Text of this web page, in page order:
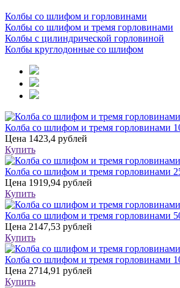
Колбы со шлифом и горловинами
Колбы со шлифом и тремя горловинами
Колбы с цилиндрической горловиной
Колбы круглодонные со шлифом
Колба со шлифом и тремя горловинами
Цена 1423,4 рублей
Купить
Колба со шлифом и тремя горловинами
Цена 1919,94 рублей
Купить
Колба со шлифом и тремя горловинами
Цена 2147,53 рублей
Купить
Колба со шлифом и тремя горловинами
Цена 2714,91 рублей
Купить